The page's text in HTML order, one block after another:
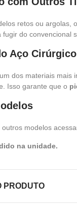
retos ou argolas, o
fugir do convencional
Aço Cirúrgico
dos materiais mais
Isso garante que o
modelos
na unidade.
PRODUTO